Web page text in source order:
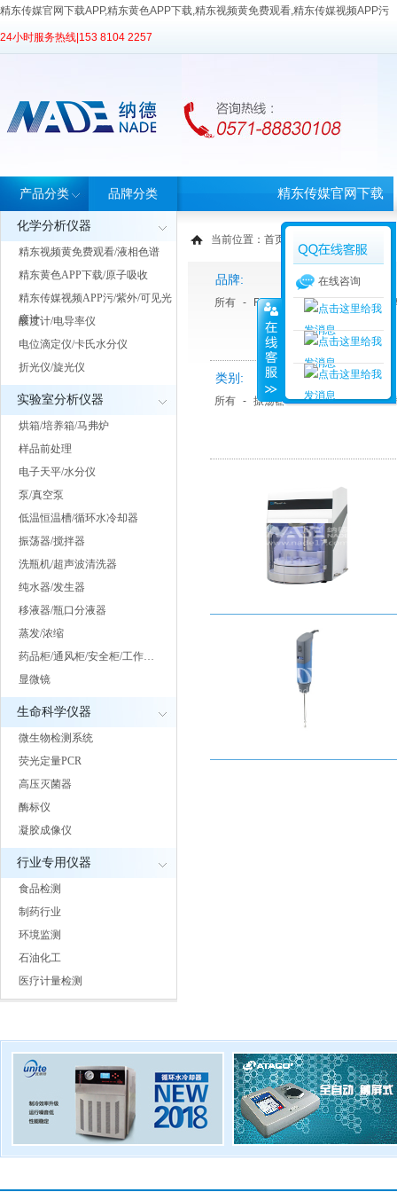
精东传媒官网下载APP,精东黄色APP下载,精东视频黄免费观看,精东传媒视频APP污
24小时服务热线| 153 8104 2257
产品分类
化学分析仪器
精东视频黄免费观看/液相色谱
精东黄色APP下载/原子吸收
精东传媒视频APP污/紫外/可见光
度计
酸度计/电导率仪
电位滴定仪/卡氏水分仪
折光仪/旋光仪
实验室分析仪器
烘箱/培养箱/马弗炉
样品前处理
电子天平/水分仪
泵/真空泵
低温恒温槽/循环水冷却器
振荡器/搅拌器
洗瓶机/超声波清洗器
纯水器/发生器
移液器/瓶口分液器
蒸发/浓缩
药品柜/通风柜/安全柜/工作…
显微镜
生命科学仪器
微生物检测系统
荧光定量PCR
高压灭菌器
酶标仪
凝胶成像仪
行业专用仪器
食品检测
制药行业
环境监测
石油化工
医疗计量检测
品牌分类 精东传媒官网下载
APP首页
当前位置： 首页
品牌:
所有 - FLUKO弗鲁克 - 睿科 - 天
类别:
所有 - 振荡器/摇床/混匀器 - 磁力搅
在线咨询